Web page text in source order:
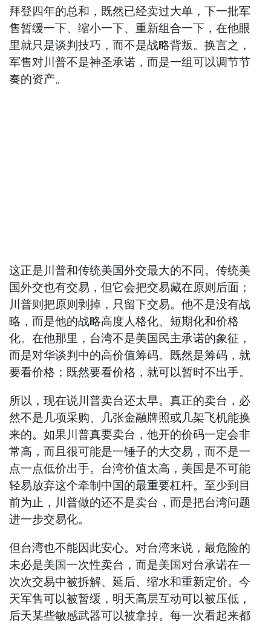
拜登四年的总和，既然已经卖过大单，下一批军
售暂缓一下、缩小一下、重新组合一下，在他眼
里就只是谈判技巧，而不是战略背叛。换言之，
军售对川普不是神圣承诺，而是一组可以调节节
奏的资产。
这正是川普和传统美国外交最大的不同。传统美
国外交也有交易，但它会把交易藏在原则后面；
川普则把原则剥掉，只留下交易。他不是没有战
略，而是他的战略高度人格化、短期化和价格
化。在他那里，台湾不是美国民主承诺的象征，
而是对华谈判中的高价值筹码。既然是筹码，就
要看价格；既然要看价格，就可以暂时不出手。
所以，现在说川普卖台还太早。真正的卖台，必
然不是几项采购、几张金融牌照或几架飞机能换
来的。如果川普真要卖台，他开的价码一定会非
常高，而且很可能是一锤子的大交易，而不是一
点一点低价出手。台湾价值太高，美国是不可能
轻易放弃这个牵制中国的最重要杠杆。至少到目
前为止，川普做的还不是卖台，而是把台湾问题
进一步交易化。
但台湾也不能因此安心。对台湾来说，最危险的
未必是美国一次性卖台，而是美国对台承诺在一
次次交易中被拆解、延后、缩水和重新定价。今
天军售可以被暂缓，明天高层互动可以被压低，
后天某些敏感武器可以被拿掉。每一次看起来都